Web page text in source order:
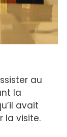
au
la
avait
la visite.